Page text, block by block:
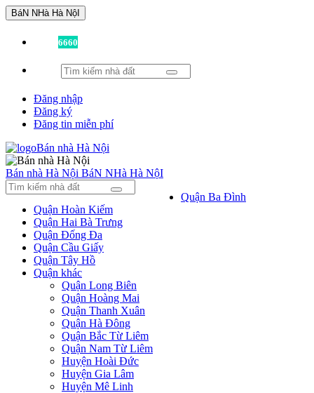
BáN NHà Hà NộI
6660
Đăng nhập
Đăng ký
Đăng tin miễn phí
Bán nhà Hà Nội BáN NHà Hà NộI
Quận Ba Đình
Quận Hoàn Kiếm
Quận Hai Bà Trưng
Quận Đống Đa
Quận Cầu Giấy
Quận Tây Hồ
Quận khác
Quận Long Biên
Quận Hoàng Mai
Quận Thanh Xuân
Quận Hà Đông
Quận Bắc Từ Liêm
Quận Nam Từ Liêm
Huyện Hoài Đức
Huyện Gia Lâm
Huyện Mê Linh